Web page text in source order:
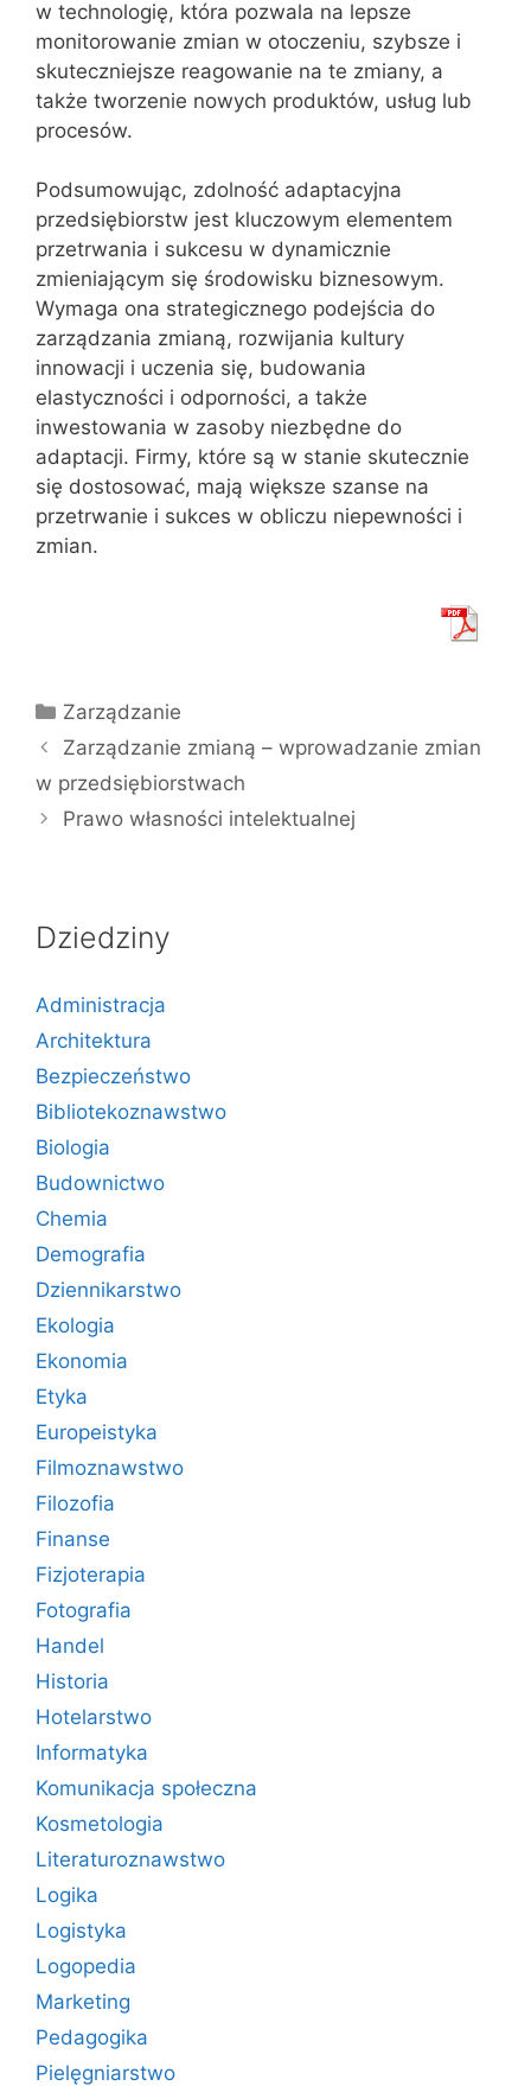
w technologię, która pozwala na lepsze
monitorowanie zmian w otoczeniu, szybsze i
skuteczniejsze reagowanie na te zmiany, a
także tworzenie nowych produktów, usług lub
procesów.
Podsumowując, zdolność adaptacyjna
przedsiębiorstw jest kluczowym elementem
przetrwania i sukcesu w dynamicznie
zmieniającym się środowisku biznesowym.
Wymaga ona strategicznego podejścia do
zarządzania zmianą, rozwijania kultury
innowacji i uczenia się, budowania
elastyczności i odporności, a także
inwestowania w zasoby niezbędne do
adaptacji. Firmy, które są w stanie skutecznie
się dostosować, mają większe szanse na
przetrwanie i sukces w obliczu niepewności i
zmian.
Kategorie
Zarządzanie
Zarządzanie zmianą – wprowadzanie zmian
w przedsiębiorstwach
Prawo własności intelektualnej
Dziedziny
Administracja
Architektura
Bezpieczeństwo
Bibliotekoznawstwo
Biologia
Budownictwo
Chemia
Demografia
Dziennikarstwo
Ekologia
Ekonomia
Etyka
Europeistyka
Filmoznawstwo
Filozofia
Finanse
Fizjoterapia
Fotografia
Handel
Historia
Hotelarstwo
Informatyka
Komunikacja społeczna
Kosmetologia
Literaturoznawstwo
Logika
Logistyka
Logopedia
Marketing
Pedagogika
Pielęgniarstwo